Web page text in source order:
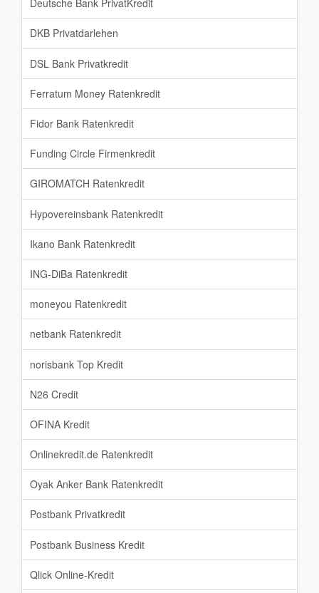
Deutsche Bank PrivatKredit
DKB Privatdarlehen
DSL Bank Privatkredit
Ferratum Money Ratenkredit
Fidor Bank Ratenkredit
Funding Circle Firmenkredit
GIROMATCH Ratenkredit
Hypovereinsbank Ratenkredit
Ikano Bank Ratenkredit
ING-DiBa Ratenkredit
moneyou Ratenkredit
netbank Ratenkredit
norisbank Top Kredit
N26 Credit
OFINA Kredit
Onlinekredit.de Ratenkredit
Oyak Anker Bank Ratenkredit
Postbank Privatkredit
Postbank Business Kredit
Qlick Online-Kredit